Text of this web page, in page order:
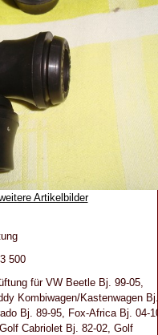
Artikelbilder
500
für VW Beetle Bj. 99-05,
Kombiwagen/Kastenwagen Bj.
Bj. 89-95, Fox-Africa Bj. 04-
Cabriolet Bj. 82-02, Golf